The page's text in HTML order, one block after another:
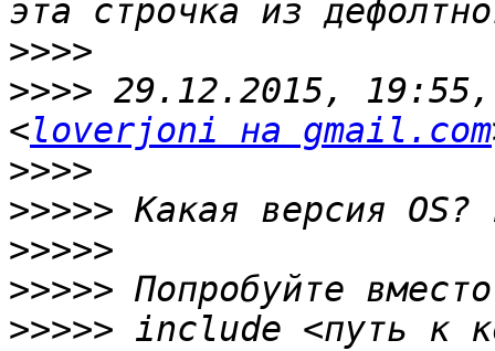
>>>>
>>>> 29.12.2015,
<loverjoni на gmail.com
>>>>
>>>>>
>>>>>
>>>>>
>>>>> include <путь к